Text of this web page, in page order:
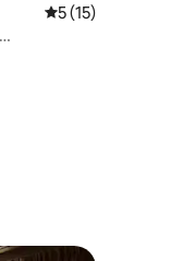
Gemiddelde
5 (15)